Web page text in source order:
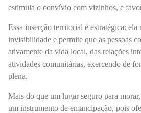
estimula o convívio com vizinhos, e
Essa inserção territorial é estratégica:
invisibilidade e permite que as pessoas
ativamente da vida local, das relações
atividades comunitárias, exercendo de
plena.
Mais do que um lugar seguro para
um instrumento de emancipação, pois